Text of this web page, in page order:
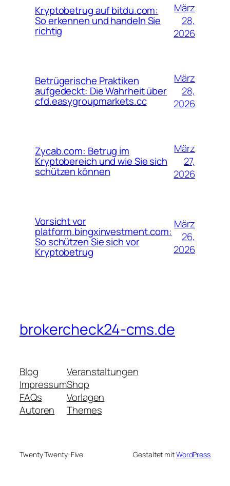
Kryptobetrug auf bitdu.com:
So erkennen und handeln Sie
richtig
März
28,
2026
Betrügerische Praktiken
aufgedeckt: Die Wahrheit über
cfd.easygroupmarkets.cc
März
28,
2026
Zycab.com: Betrug im
Kryptobereich und wie Sie sich
schützen können
März
27,
2026
Vorsicht vor
platform.bingxinvestment.com:
So schützen Sie sich vor
Kryptobetrug
März
26,
2026
brokercheck24-cms.de
Blog
Impressum
FAQs
Autoren
Veranstaltungen
Shop
Vorlagen
Themes
Twenty Twenty-Five Gestaltet mitWordPress